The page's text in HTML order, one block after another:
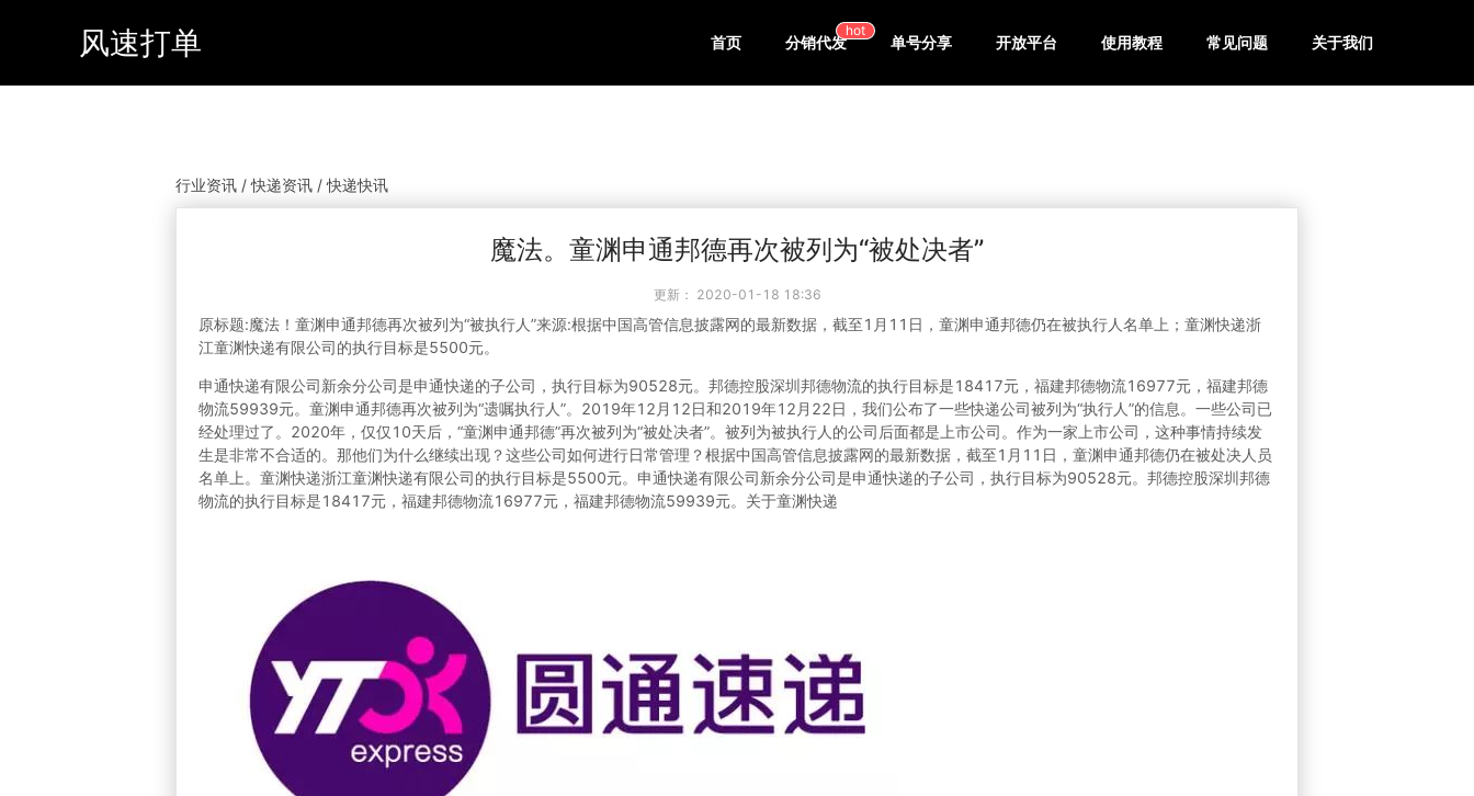
风速打单 首页 分销代发
hot
单号分享 开放平台 使用教程 常见问题 关于我们
行业资讯 / 快递资讯 / 快递快讯
魔法。童渊申通邦德再次被列为“被处决者”
更新： 2020-01-18 18:36
原标题:魔法！童渊申通邦德再次被列为“被执行人”来源:根据中国高管信息披露网的最新数据，截至1月11日，童渊申通邦德仍在被执行人名单上；童渊快递浙
江童渊快递有限公司的执行目标是5500元。
申通快递有限公司新余分公司是申通快递的子公司，执行目标为90528元。邦德控股深圳邦德物流的执行目标是18417元，福建邦德物流16977元，福建邦德
物流59939元。童渊申通邦德再次被列为“遗嘱执行人”。2019年12月12日和2019年12月22日，我们公布了一些快递公司被列为“执行人”的信息。一些公司已
经处理过了。2020年，仅仅10天后，“童渊申通邦德”再次被列为“被处决者”。被列为被执行人的公司后面都是上市公司。作为一家上市公司，这种事情持续发
生是非常不合适的。那他们为什么继续出现？这些公司如何进行日常管理？根据中国高管信息披露网的最新数据，截至1月11日，童渊申通邦德仍在被处决人员
名单上。童渊快递浙江童渊快递有限公司的执行目标是5500元。申通快递有限公司新余分公司是申通快递的子公司，执行目标为90528元。邦德控股深圳邦德
物流的执行目标是18417元，福建邦德物流16977元，福建邦德物流59939元。关于童渊快递